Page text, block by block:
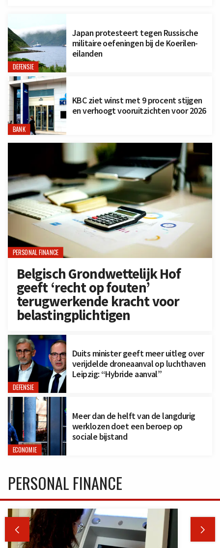
DEFENSIE
Japan protesteert tegen Russische
militaire oefeningen bij de Koerilen-
eilanden
BANK
KBC ziet winst met 9 procent stijgen
en verhoogt vooruitzichten voor 2026
PERSONAL FINANCE
Belgisch Grondwettelijk Hof
geeft ‘recht op fouten’
terugwerkende kracht voor
belastingplichtigen
DEFENSIE
Duits minister geeft meer uitleg over
verijdelde droneaanval op luchthaven
Leipzig: “Hybride aanval”
ECONOMIE
Meer dan de helft van de langdurig
werklozen doet een beroep op
sociale bijstand
PERSONAL FINANCE
 